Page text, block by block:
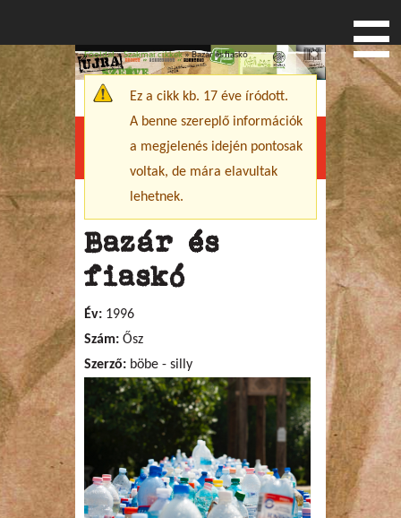
Menu
Jelenlegi hely
Főoldal»Szakmai cikkek» Bazár és fiaskó
Figyelmeztető üzenet
Ez a cikk kb. 17 éve íródott.
A benne szereplő információk
a megjelenés idején pontosak
voltak, de mára elavultak
lehetnek.
Bazár és
fiaskó
Év: 1996
Szám: Ősz
Szerző: böbe - silly